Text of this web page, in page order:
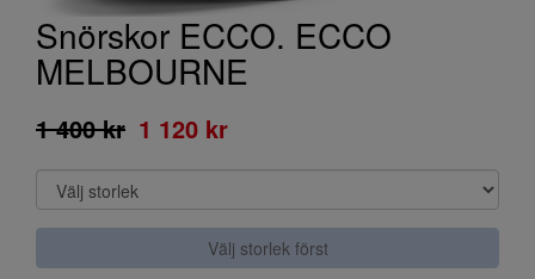
Snörskor ECCO. ECCO
MELBOURNE
1 400 kr 1 120 kr
Välj storlek först